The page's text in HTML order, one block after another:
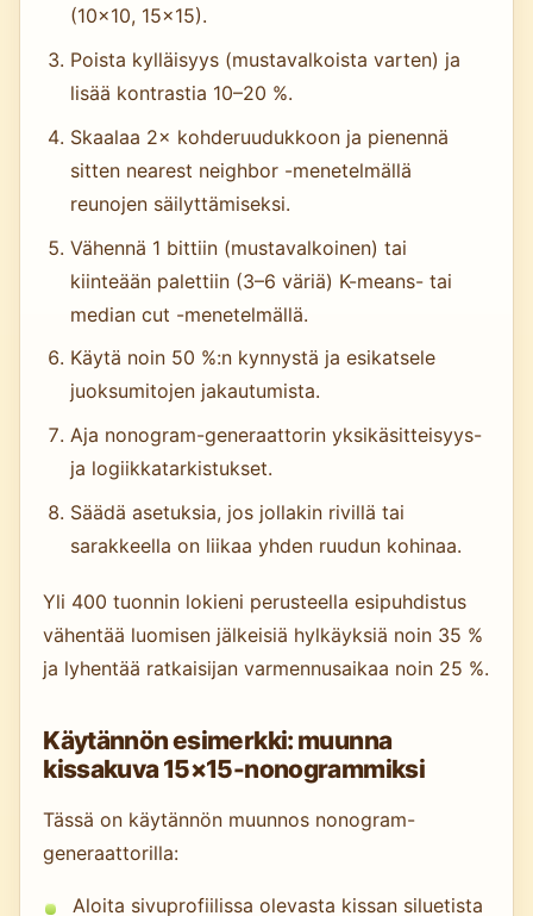
(10×10, 15×15).
Poista kylläisyys (mustavalkoista varten) ja
lisää kontrastia 10–20 %.
Skaalaa 2× kohderuudukkoon ja pienennä
sitten nearest neighbor -menetelmällä
reunojen säilyttämiseksi.
Vähennä 1 bittiin (mustavalkoinen) tai
kiinteään palettiin (3–6 väriä) K-means- tai
median cut -menetelmällä.
Käytä noin 50 %:n kynnystä ja esikatsele
juoksumitojen jakautumista.
Aja nonogram-generaattorin yksikäsitteisyys-
ja logiikkatarkistukset.
Säädä asetuksia, jos jollakin rivillä tai
sarakkeella on liikaa yhden ruudun kohinaa.
Yli 400 tuonnin lokieni perusteella esipuhdistus
vähentää luomisen jälkeisiä hylkäyksiä noin 35 %
ja lyhentää ratkaisijan varmennusaikaa noin 25 %.
Käytännön esimerkki: muunna
kissakuva 15×15-nonogrammiksi
Tässä on käytännön muunnos nonogram-
generaattorilla:
Aloita sivuprofiilissa olevasta kissan siluetista